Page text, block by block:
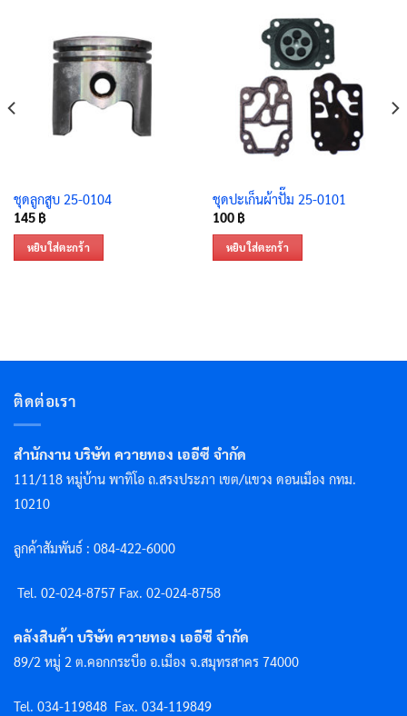
ชุดลูกสูบ 25-0104
145 ฿
หยิบใส่ตะกร้า
ชุดปะเก็นผ้าปั๊ม 25-0101
100 ฿
หยิบใส่ตะกร้า
ติดต่อเรา
สำนักงาน บริษัท ควายทอง เออีซี จำกัด
111/118 หมู่บ้าน พาทิโอ ถ.สรงประภา เขต/แขวง ดอนเมือง กทม.
10210
ลูกค้าสัมพันธ์ : 084-422-6000
Tel. 02-024-8757 Fax. 02-024-8758
คลังสินค้า บริษัท ควายทอง เออีซี จำกัด
89/2 หมู่ 2 ต.คอกกระบือ อ.เมือง จ.สมุทรสาคร 74000
Tel. 034-119848 Fax. 034-119849